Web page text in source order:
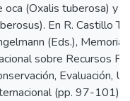
oca (Oxalis tuberosa) y
En R. Castillo T.,
(Eds.),
sobre Recursos
Evaluación,
(pp. 97-101).